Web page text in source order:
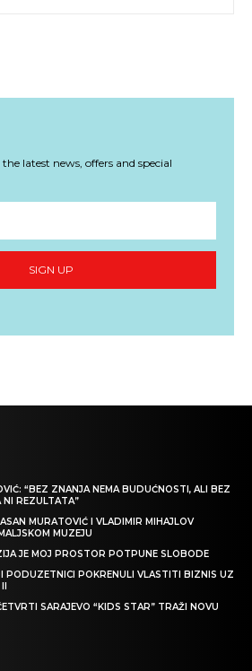
latest news, offers and special
SIGN UP
“BEZ ZNANJA NEMA BUDUĆNOSTI, ALI BEZ
NI REZULTATA”
MURATOVIĆ I VLADIMIR MIHAJLOV
MUZEJU
JE MOJ PROSTOR POTPUNE SLOBODE
PODUZETNICI POKRENULI VLASTITI BIZNIS UZ
SARAJEVO “KIDS STAR” TRAŽI NOVU